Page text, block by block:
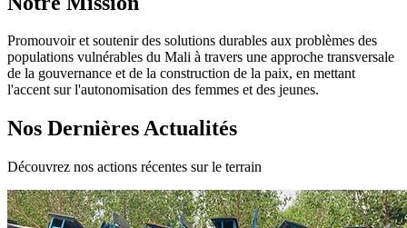
Promouvoir et soutenir des solutions durables aux problèmes des
populations vulnérables du Mali à travers une approche transversale
de la gouvernance et de la construction de la paix, en mettant
l'accent sur l'autonomisation des femmes et des jeunes.
Nos Dernières Actualités
Découvrez nos actions récentes sur le terrain